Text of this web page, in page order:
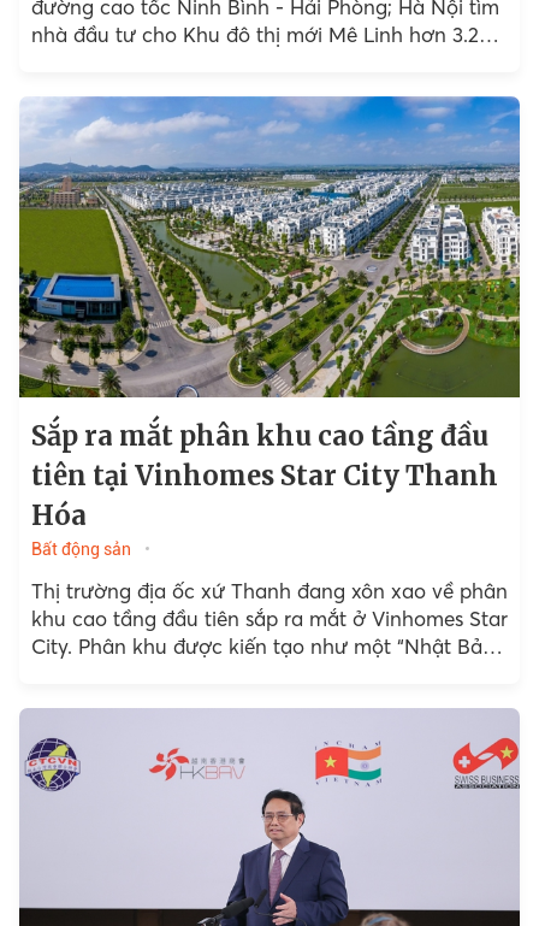
đường cao tốc Ninh Bình - Hải Phòng; Hà Nội tìm
nhà đầu tư cho Khu đô thị mới Mê Linh hơn 3.200
Sắp ra mắt phân khu cao tầng đầu
tiên tại Vinhomes Star City Thanh
Hóa
Bất động sản
Thị trường địa ốc xứ Thanh đang xôn xao về phân
khu cao tầng đầu tiên sắp ra mắt ở Vinhomes Star
City. Phân khu được kiến tạo như một “Nhật Bản